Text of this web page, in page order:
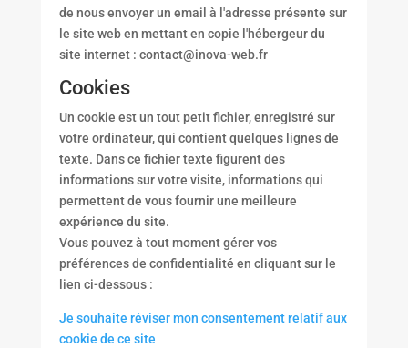
de nous envoyer un email à l'adresse présente sur
le site web en mettant en copie l'hébergeur du
site internet : contact@inova-web.fr
Cookies
Un cookie est un tout petit fichier, enregistré sur
votre ordinateur, qui contient quelques lignes de
texte. Dans ce fichier texte figurent des
informations sur votre visite, informations qui
permettent de vous fournir une meilleure
expérience du site.
Vous pouvez à tout moment gérer vos
préférences de confidentialité en cliquant sur le
lien ci-dessous :
Je souhaite réviser mon consentement relatif aux
cookie de ce site